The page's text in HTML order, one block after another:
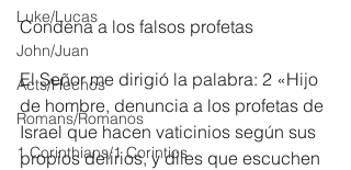
Luke/Lucas
John/Juan
Acts/Hechos
Romans/Romanos
1 Corinthians/1 Corintios
Condena a los falsos profetas
El Señor me dirigió la palabra: 2 «Hijo
de hombre, denuncia a los profetas de
Israel que hacen vaticinios según sus
propios delirios, y diles que escuchen